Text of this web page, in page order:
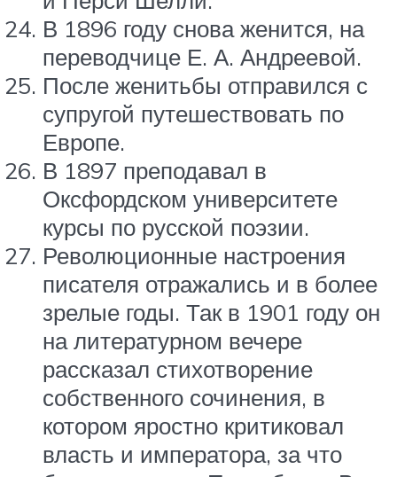
В 1896 году снова женится, на
переводчице Е. А. Андреевой.
После женитьбы отправился с
супругой путешествовать по
Европе.
В 1897 преподавал в
Оксфордском университете
курсы по русской поэзии.
Революционные настроения
писателя отражались и в более
зрелые годы. Так в 1901 году он
на литературном вечере
рассказал стихотворение
собственного сочинения, в
котором яростно критиковал
власть и императора, за что